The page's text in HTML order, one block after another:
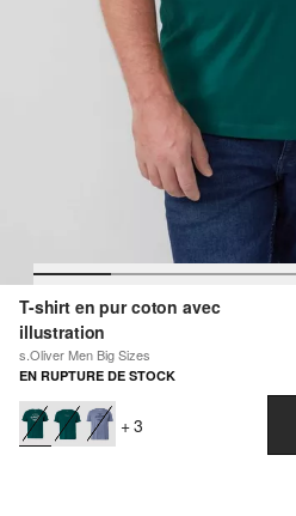
T-shirt en pur coton avec
illustration
s.Oliver Men Big Sizes
EN RUPTURE DE STOCK
+ 3